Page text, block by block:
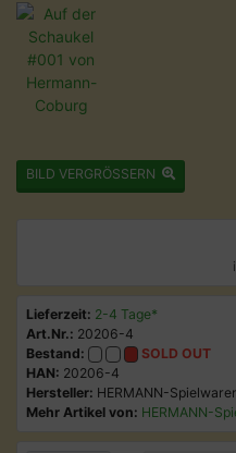
BILD VERGRÖSSERN
Lieferzeit: 2-4 Tage*
Art.Nr.: 20206-4
Bestand:
SOLD OUT
HAN: 20206-4
Hersteller: HERMANN-
Mehr Artikel von: HERMANN-